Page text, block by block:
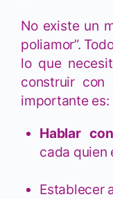
No existe un
poliamor”.
lo que
construir con
importante es:
Hablar
cada quien
Establecer